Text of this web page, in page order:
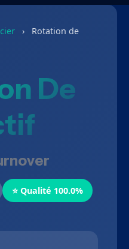
›
Rotation de
De
⭐ Qualité 100.0%